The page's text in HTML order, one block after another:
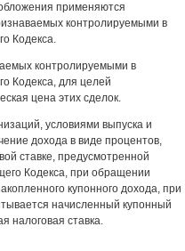
применяются
контролируемыми в
Кодекса.
контролируемыми в
Кодекса, для целей
цена этих сделок.
условиями выпуска и
дохода в виде процентов,
ставке, предусмотренной
Кодекса, при обращении
купонного дохода, при
начисленный купонный
налоговая ставка.